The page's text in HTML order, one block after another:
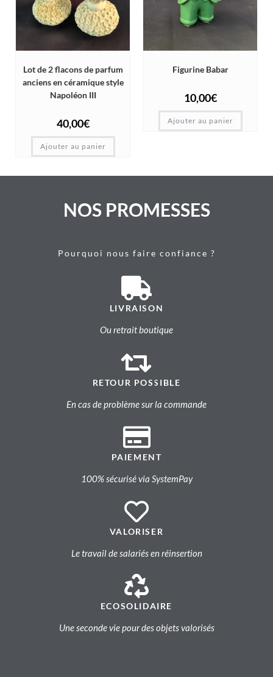
Lot de 2 flacons de parfum
anciens en céramique style
Napoléon III
40,00€
Ajouter au panier
Figurine Babar
10,00€
Ajouter au panier
NOS PROMESSES
Pourquoi nous faire confiance ?
LIVRAISON
Ou retrait boutique
RETOUR POSSIBLE
En cas de problème sur la commande
PAIEMENT
100% sécurisé via SystemPay
VALORISER
Le travail de salariés en réinsertion
ECOSOLIDAIRE
Une seconde vie pour des objets valorisés